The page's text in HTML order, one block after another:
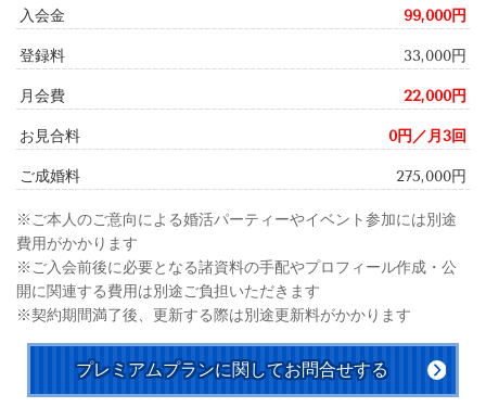
入会金 99,000円
登録料 33,000円
月会費 22,000円
お見合料 0円／月3回
ご成婚料 275,000円
※ご本人のご意向による婚活パーティーやイベント参加には別途
費用がかかります
※ご入会前後に必要となる諸資料の手配やプロフィール作成・公
開に関連する費用は別途ご負担いただきます
※契約期間満了後、更新する際は別途更新料がかかります
プレミアムプランに関してお問合せする